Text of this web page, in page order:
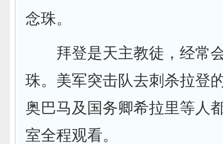
念珠。
拜登是天主教徒，经常
珠。美军突击队去刺杀拉登
奥巴马及国务卿希拉里等人
室全程观看。